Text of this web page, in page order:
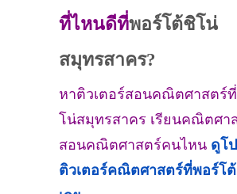
ที่ไหนดีที่พอร์โต้ชิโน่
สมุทรสาคร?
หาติวเตอร์สอนคณิตศาสตร์
โน่สมุทรสาคร เรียนคณิตศา
สอนคณิตศาสตร์คนไหน ดูโ
ติวเตอร์คณิตศาสตร์ที่พอร์โ